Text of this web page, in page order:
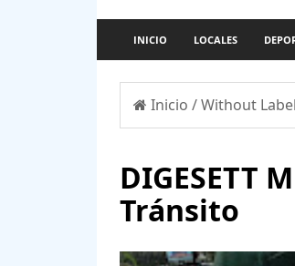
INICIO LOCALES
Inicio /Without Label
DIGESETT
Tránsito